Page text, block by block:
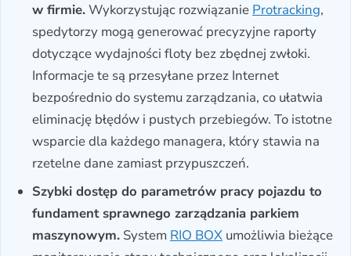
w firmie.Wykorzystując rozwiązanie Protracking,
spedytorzy mogą generować precyzyjne raporty
dotyczące wydajności floty bez zbędnej zwłoki.
Informacje te są przesyłane przez Internet
bezpośrednio do systemu zarządzania, co ułatwia
eliminację błędów i pustych przebiegów. To istotne
wsparcie dla każdego managera, który stawia na
rzetelne dane zamiast przypuszczeń.
Szybki dostęp do parametrów pracy pojazdu to
fundament sprawnego zarządzania parkiem
maszynowym. System RIO BOX umożliwia bieżące